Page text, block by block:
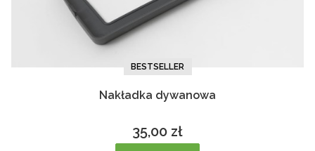
BESTSELLER
Nakładka dywanowa
Cena
35,00 zł